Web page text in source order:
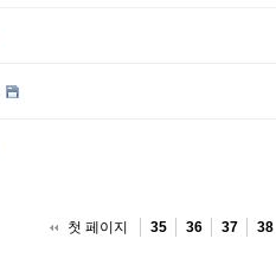
첫 페이지 35 36 37 38